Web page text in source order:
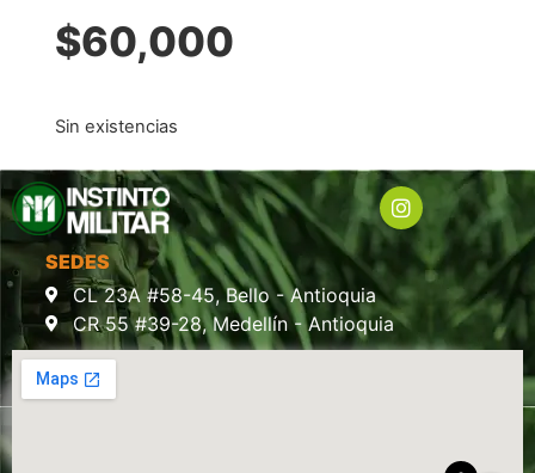
$60,000
Sin existencias
SEDES
CL 23A #58-45, Bello - Antioquia
CR 55 #39-28, Medellín - Antioquia